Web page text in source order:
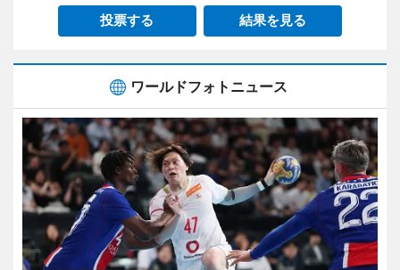
投票する 結果を見る
ワールドフォトニュース